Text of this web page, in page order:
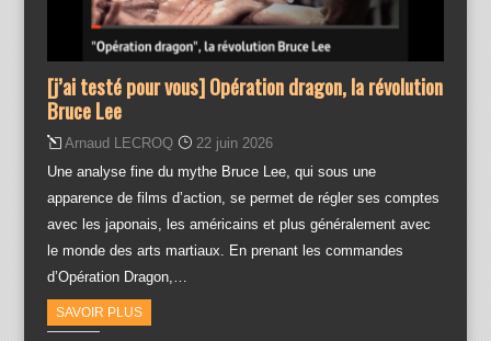
[j’ai testé pour vous] Opération dragon, la révolution
Bruce Lee
Arnaud LECROQ
22 juin 2026
Une analyse fine du mythe Bruce Lee, qui sous une
apparence de films d’action, se permet de régler ses comptes
avec les japonais, les américains et plus généralement avec
le monde des arts martiaux. En prenant les commandes
d’Opération Dragon,…
SAVOIR PLUS